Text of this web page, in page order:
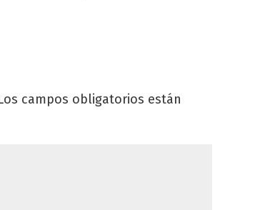
campos obligatorios están